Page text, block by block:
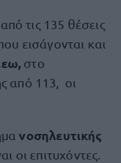
από τις 135 θέσεις
εισάγονται και
στο
από 113, οι
νοσηλευτικής
οι επιτυχόντες.